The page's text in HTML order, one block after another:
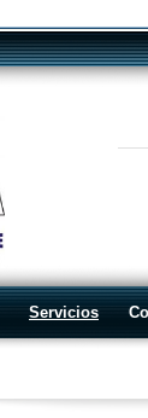
Servicios